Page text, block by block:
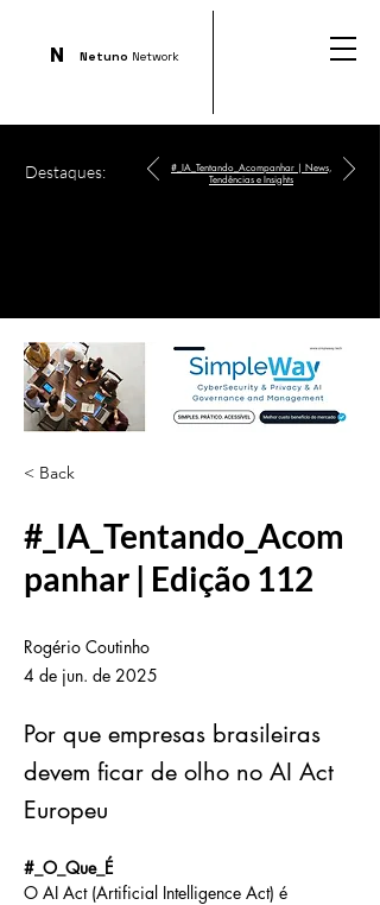
N Netuno Network
Destaques:
#_IA_Tentando_Acompanhar | News,
Tendências e Insights
< Back
#_IA_Tentando_Acom
panhar | Edição 112
Rogério Coutinho
4 de jun. de 2025
Por que empresas brasileiras
devem ficar de olho no AI Act
Europeu
#_O_Que_É
O AI Act (Artificial Intelligence Act) é